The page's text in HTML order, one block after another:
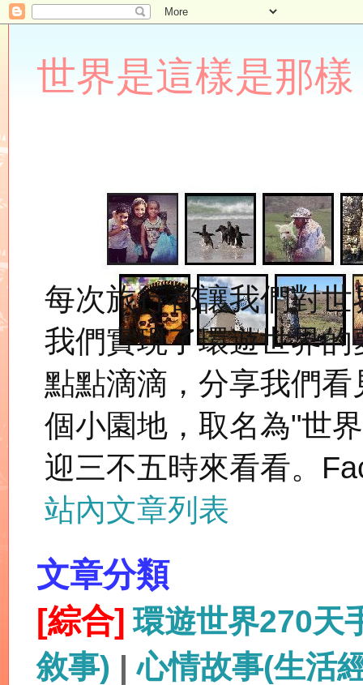
世界是這樣是那樣
每次旅行都讓我們對
我們實現了環遊世界
點點滴滴，分享我們
個小園地，取名為"世
迎三不五時來看看。
站內文章列表
文章分類
[綜合] 環遊世界270天
敘事) |心情故事(生活